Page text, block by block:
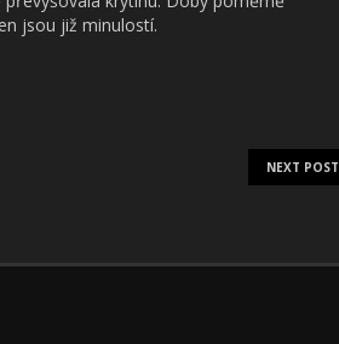
jsou již minulostí.
NEXT POST